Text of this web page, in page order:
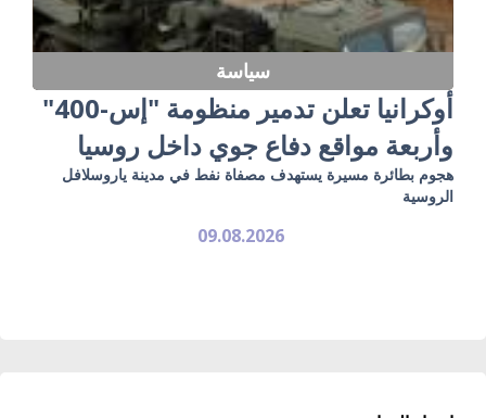
سياسة
أوكرانيا تعلن تدمير منظومة "إس-400"
وأربعة مواقع دفاع جوي داخل روسيا
هجوم بطائرة مسيرة يستهدف مصفاة نفط في مدينة ياروسلافل
الروسية
09.08.2026